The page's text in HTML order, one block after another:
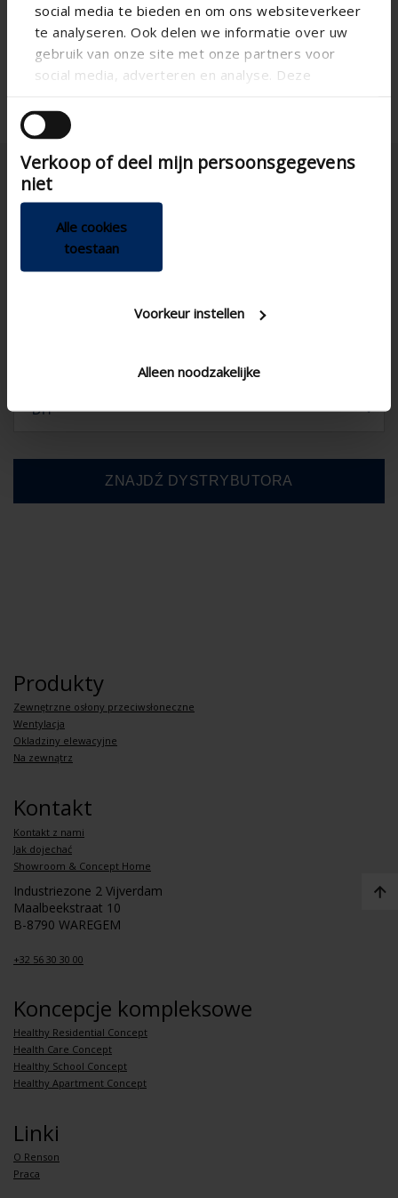
social media te bieden en om ons websiteverkeer
te analyseren. Ook delen we informatie over uw
gebruik van onze site met onze partners voor
social media, adverteren en analyse. Deze
andere informatie die u aan ze heeft verstrekt of
die ze hebben verzameld op basis van uw gebruik
van hun services.
Verkoop of deel mijn persoonsgegevens
niet
Alle cookies
toestaan
Voorkeur instellen
Alleen noodzakelijke
DIY
Produkty
Zewnętrzne osłony przeciwsłoneczne
Wentylacja
Okladziny elewacyjne
Na zewnątrz
Kontakt
Kontakt z nami
Jak dojechać
Showroom & Concept Home
Industriezone 2 Vijverdam
Maalbeekstraat 10
B-8790 WAREGEM
+32 56 30 30 00
Koncepcje kompleksowe
Healthy Residential Concept
Health Care Concept
Healthy School Concept
Healthy Apartment Concept
Linki
O Renson
Praca